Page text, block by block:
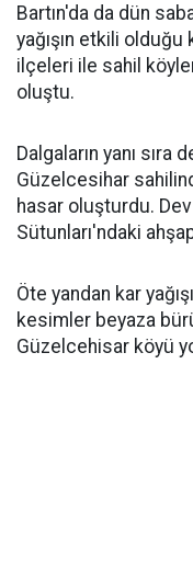
Bartın'da da dün
yağışın etkili
ilçeleri ile sahil
oluştu.
Dalgaların yanı sıra
Güzelcesihar
hasar oluşturdu.
Sütunları'ndaki
Öte yandan kar
kesimler beyaza
Güzelcehisar köyü